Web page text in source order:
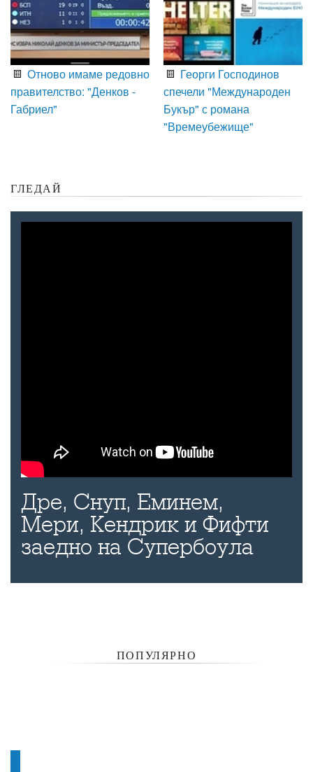
Отново имаме редовно
правителство: "Денков -
Габриел"
Георги Господинов
спечели "Международен
Букър" с романа
"Времеубежище"
ГЛЕДАЙ
Дре, Снуп, Еминем,
Мери, Кендрик и Фифти
заедно на Супербоула
ПОПУЛЯРНО